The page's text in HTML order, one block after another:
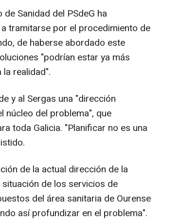
Sanidad del PSdeG ha
tramitarse por el procedimiento de
de haberse abordado este
"podrían estar ya más
realidad".
y al Sergas una "dirección
núcleo del problema", que
toda Galicia. "Planificar no es una
de la actual dirección de la
de los servicios de
del área sanitaria de Ourense
así profundizar en el problema".